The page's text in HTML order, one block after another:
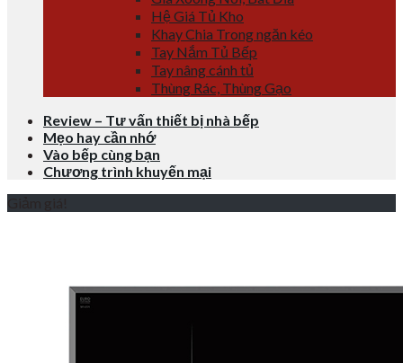
Hệ Giá Tủ Kho
Khay Chia Trong ngăn kéo
Tay Nắm Tủ Bếp
Tay nâng cánh tủ
Thùng Rác, Thùng Gạo
Review – Tư vấn thiết bị nhà bếp
Mẹo hay cần nhớ
Vào bếp cùng bạn
Chương trình khuyến mại